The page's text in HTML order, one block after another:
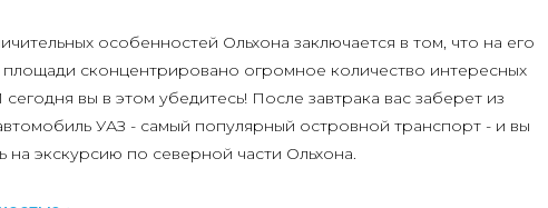
особенностей Ольхона заключается в том, что на его
сконцентрировано огромное количество интересных
вы в этом убедитесь! После завтрака вас заберет из
УАЗ - самый популярный островной транспорт - и вы
на экскурсию по северной части Ольхона.